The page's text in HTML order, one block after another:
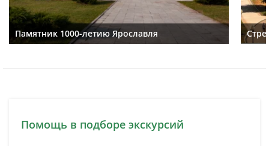
Памятник 1000-летию Ярославля
Помощь в подборе экскурсий